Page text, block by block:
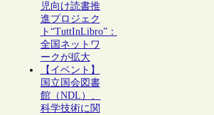
児向け読書推
進プロジェク
ト“TuttInLibro”：
全国ネットワ
ークが拡大
【イベント】
国立国会図書
館（NDL）、
科学技術に関